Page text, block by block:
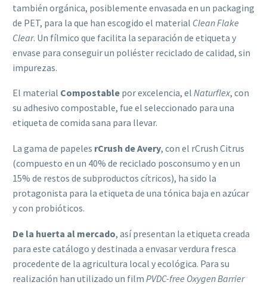
también orgánica, posiblemente envasada en un packaging
de PET, para la que han escogido el material Clean Flake
Clear. Un fílmico que facilita la separación de etiqueta y
envase para conseguir un poliéster reciclado de calidad, sin
impurezas.
El material Compostable por excelencia, el Naturflex, con
su adhesivo compostable, fue el seleccionado para una
etiqueta de comida sana para llevar.
La gama de papeles rCrush de Avery, con el rCrush Citrus
(compuesto en un 40% de reciclado posconsumo y en un
15% de restos de subproductos cítricos), ha sido la
protagonista para la etiqueta de una tónica baja en azúcar
y con probióticos.
De la huerta al mercado, así presentan la etiqueta creada
para este catálogo y destinada a envasar verdura fresca
procedente de la agricultura local y ecológica. Para su
realización han utilizado un film PVDC-free Oxygen Barrier